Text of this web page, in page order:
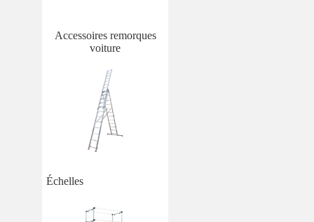
Accessoires remorques
voiture
Échelles